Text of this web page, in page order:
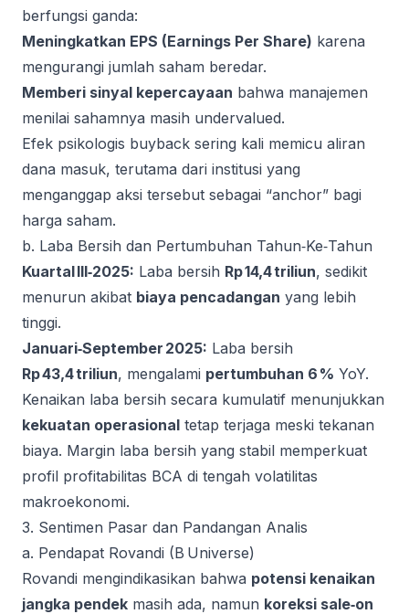
berfungsi ganda:
Meningkatkan EPS (Earnings Per Share) karena
mengurangi jumlah saham beredar.
Memberi sinyal kepercayaan bahwa manajemen
menilai sahamnya masih undervalued.
Efek psikologis buyback sering kali memicu aliran
dana masuk, terutama dari institusi yang
menganggap aksi tersebut sebagai “anchor” bagi
harga saham.
b. Laba Bersih dan Pertumbuhan Tahun‑Ke‑Tahun
Kuartal III‑2025: Laba bersih Rp 14,4 triliun, sedikit
menurun akibat biaya pencadangan yang lebih
tinggi.
Januari‑September 2025: Laba bersih
Rp 43,4 triliun, mengalami pertumbuhan 6 % YoY.
Kenaikan laba bersih secara kumulatif menunjukkan
kekuatan operasional tetap terjaga meski tekanan
biaya. Margin laba bersih yang stabil memperkuat
profil profitabilitas BCA di tengah volatilitas
makroekonomi.
3. Sentimen Pasar dan Pandangan Analis
a. Pendapat Rovandi (B Universe)
Rovandi mengindikasikan bahwa potensi kenaikan
jangka pendek masih ada, namun koreksi sale‑on